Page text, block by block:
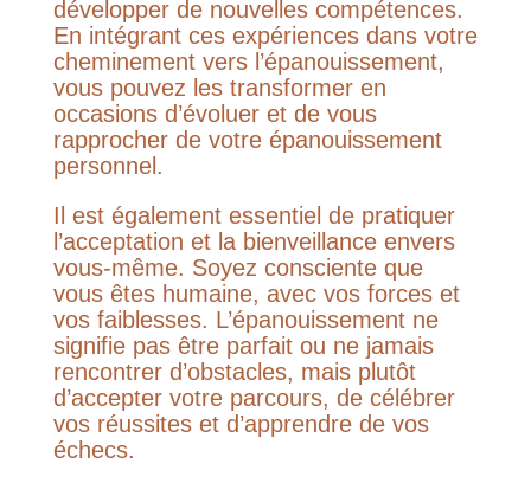
développer de nouvelles compétences.
En intégrant ces expériences dans votre
cheminement vers l’épanouissement,
vous pouvez les transformer en
occasions d’évoluer et de vous
rapprocher de votre épanouissement
personnel.
Il est également essentiel de pratiquer
l’acceptation et la bienveillance envers
vous-même. Soyez consciente que
vous êtes humaine, avec vos forces et
vos faiblesses. L’épanouissement ne
signifie pas être parfait ou ne jamais
rencontrer d’obstacles, mais plutôt
d’accepter votre parcours, de célébrer
vos réussites et d’apprendre de vos
échecs.